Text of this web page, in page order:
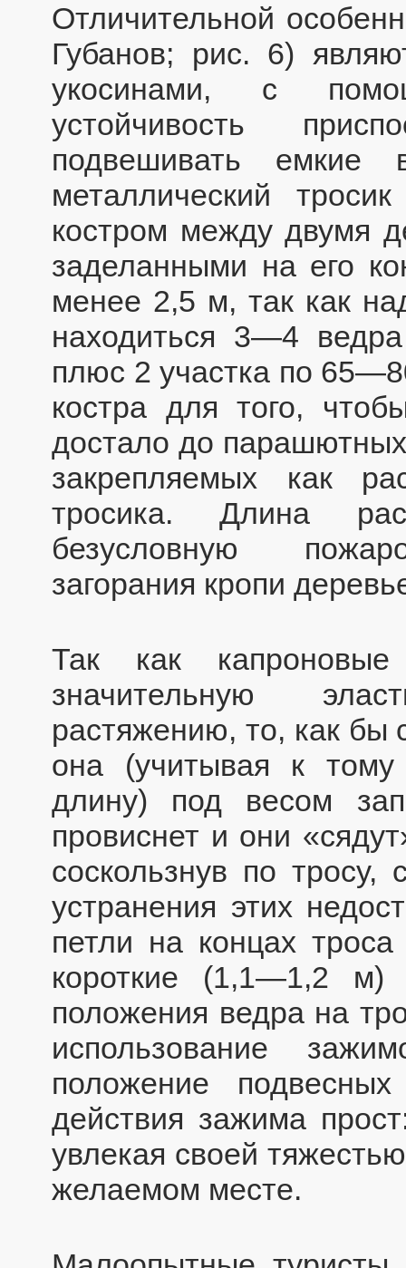
Отличительной
Губанов; рис. 6)
укосинами, с
устойчивость
подвешивать емкие
металлический
костром между двумя
заделанными на его
менее 2,5 м, так как
находиться 3—4
плюс 2 участка по
костра для того,
достало до
закрепляемых как
тросика. Длина
безусловную
загорания кропи
Так как
значительную
растяжению, то, как бы
она (учитывая к
длину) под весом
провиснет и они
соскользнув по
устранения этих
петли на концах
короткие (1,1—1,2 м)
положения ведра на
использование
положение
действия зажима
увлекая своей
желаемом месте.